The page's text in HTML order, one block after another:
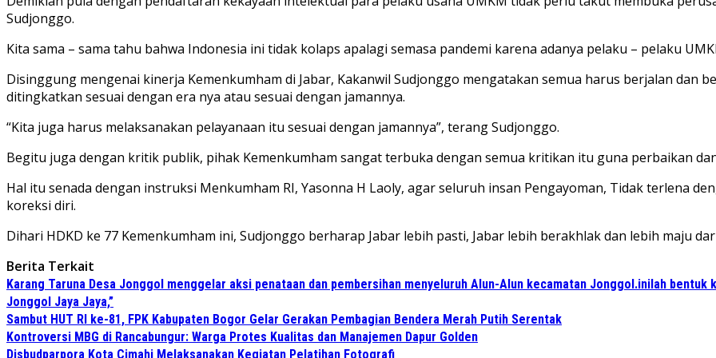
Sudjonggo.
Kita sama – sama tahu bahwa Indonesia ini tidak kolaps apalagi semasa pandemi karena adanya pelaku – pelaku
Disinggung mengenai kinerja Kemenkumham di Jabar, Kakanwil Sudjonggo mengatakan semua harus berjalan dan
ditingkatkan sesuai dengan era nya atau sesuai dengan jamannya.
“Kita juga harus melaksanakan pelayanaan itu sesuai dengan jamannya”, terang Sudjonggo.
Begitu juga dengan kritik publik, pihak Kemenkumham sangat terbuka dengan semua kritikan itu guna perbaikan
Hal itu senada dengan instruksi Menkumham RI, Yasonna H Laoly, agar seluruh insan Pengayoman, Tidak terlena
koreksi diri.
Dihari HDKD ke 77 Kemenkumham ini, Sudjonggo berharap Jabar lebih pasti, Jabar lebih berakhlak dan lebih maju
Berita Terkait
Karang Taruna Desa Jonggol menggelar aksi penataan dan pembersihan menyeluruh Alun-Alun kecamatan Jonggol.inilah
Jonggol Jaya Jaya,”
Sambut HUT RI ke-81, FPK Kabupaten Bogor Gelar Gerakan Pembagian Bendera Merah Putih Serentak
Kontroversi MBG di Rancabungur: Warga Protes Kualitas dan Manajemen Dapur Golden
Disbudparpora Kota Cimahi Melaksanakan Kegiatan Pelatihan Fotografi